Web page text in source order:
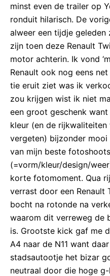
minst even de trailer op
ronduit hilarisch. De
alweer een tijdje
zijn toen deze Renault
motor achterin. Ik vond
Renault ook nog eens
tie eruit ziet was ik
zou krijgen wist ik niet
een groot geschenk
kleur (en de
vergeten) bijzonder
van mijn beste
(=vorm/kleur/design/
korte fotomoment. Qua
verrast door een Renault
bocht na rotonde na
waarom dit verreweg de
is. Grootste kick gaf me
A4 naar de N11 want
stadsautootje het bizar
neutraal door die hoge